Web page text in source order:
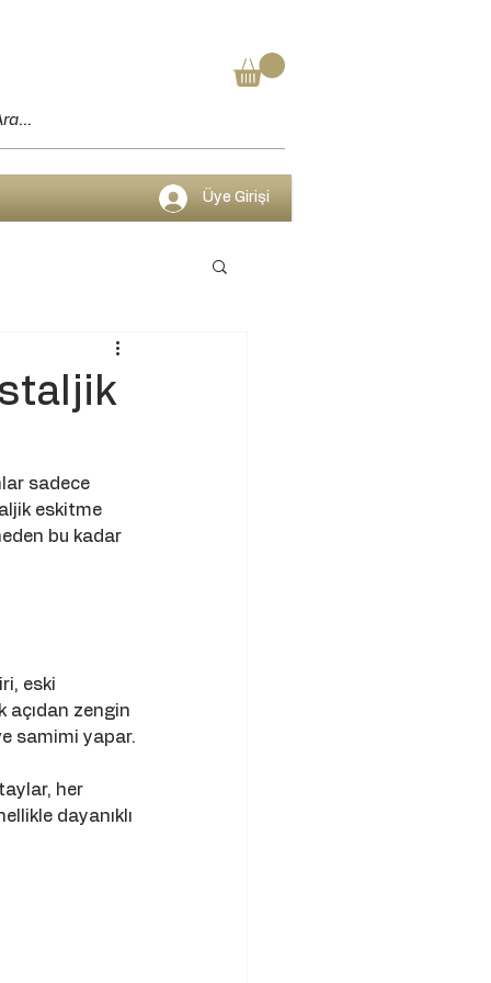
Üye Girişi
sadece
eskitme
bu kadar
eski
açıdan zengin
samimi yapar.
her
dayanıklı